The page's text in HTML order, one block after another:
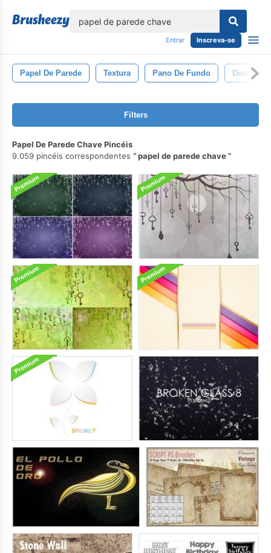
Entrar Inscreva-se
Papel De Parede Textura Pano De Fundo Decoração
Filters
Papel De Parede Chave Pincéis
9.059 pincéis correspondentes
papel de parede chave